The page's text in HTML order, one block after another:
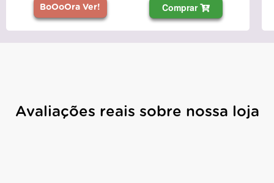
BoOoOra Ver! Comprar
Avaliações reais sobre nossa loja